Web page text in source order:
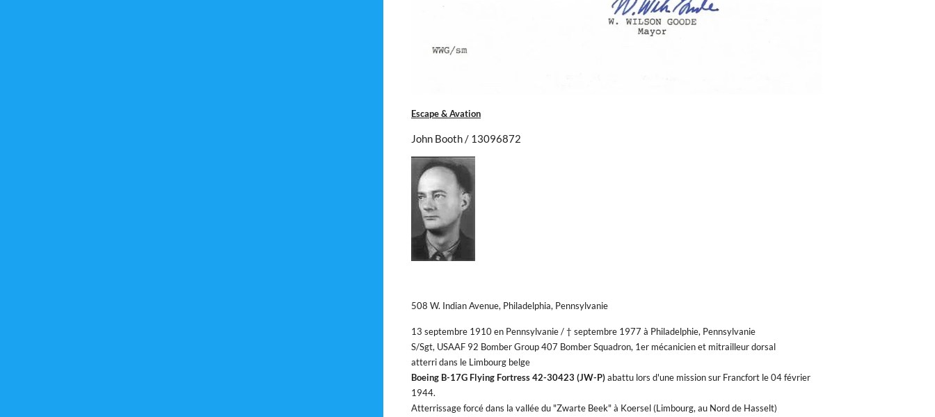
Escape & Avation
John Booth / 13096872
508 W. Indian Avenue, Philadelphia, Pennsylvanie
13 septembre 1910 en Pennsylvanie / † septembre 1977 à Philadelphie, Pennsylvanie
S/Sgt, USAAF 92 Bomber Group 407 Bomber Squadron, 1er mécanicien et mitrailleur dorsal
atterri dans le Limbourg belge
Boeing B-17G Flying Fortress 42-30423 (JW-P)abattu lors d'une mission sur Francfort le 04 février
1944.
Atterrissage forcé dans la vallée du "Zwarte Beek" à Koersel (Limbourg, au Nord de Hasselt)